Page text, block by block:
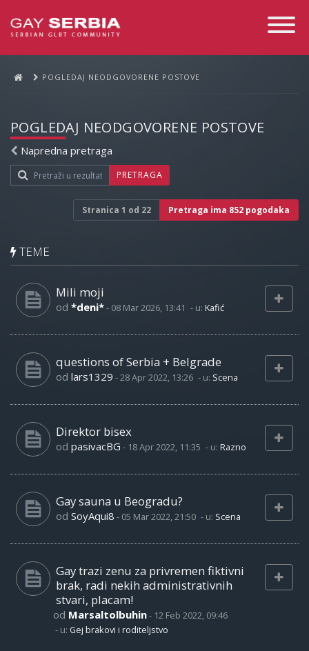
Toggle
POGLEDAJ NEODGOVORENE POSTOVE
POGLEDAJ NEODGOVORENE POSTOVE
Napredna pretraga
PRETRAGA
Stranica 1 od 22 Pretraga ima 852 pogodaka
TEME
Mili moji
od *deni*- 08 Mar 2026, 13:41 - u: Kafić
questions of Serbia + Belgrade
od lars1329 -28 Apr 2022, 13:26 - u: Scena
Direktor bisex
od pasivacBG - 18 Apr 2022, 11:35 - u: Razno
Gay sauna u Beogradu?
od SoyAqui8 - 05 Mar 2022, 21:50 - u: Scena
Gay trazi zenu za privremen fiktivni
brak, radi nekih administrativnih
stvari, placam!
od Marsaltolbuhin- 12 Feb 2022, 09:46
- u: Gej brakovi i roditeljstvo